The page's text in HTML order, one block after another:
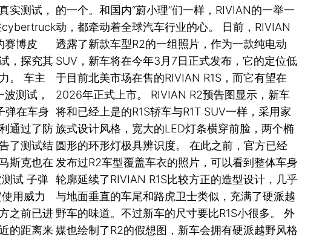
实测试，
cybertruck
赛博皮
，探究其
。 车主
测试，
弹在车身
通过了防
了测试结
斯克也在
试 子弹
用威力
之前已进
的距离来
的一个。和国内“蔚小理”们一样，RIVIAN的一举一
动，都牵动着全球汽车行业的心。 日前，RIVIAN
透露了新款车型R2的一组照片，作为一款纯电动
SUV，新车将在今年3月7日正式发布，它的定位低
于目前北美市场在售的RIVIAN R1S，而它有望在
2026年正式上市。 RIVIAN R2预告图显示，新车
将和已经上是的R1S轿车与R1T SUV一样，采用家
族式设计风格，宽大的LED灯条横穿前脸，两个椭
圆形的环形灯极具辨识度。 在此之前，官方已经
发布过R2车型覆盖车衣的照片，可以看到整体车身
轮廓延续了RIVIAN R1S比较方正的造型设计，几乎
与地面垂直的车尾和路虎卫士类似，充满了硬派越
野车的味道。不过新车的尺寸要比R1S小很多。 外
媒也绘制了R2的假想图，新车会拥有硬派越野风格